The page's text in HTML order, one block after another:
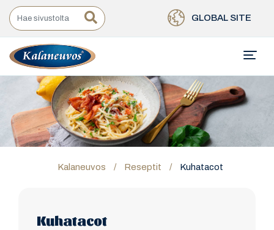
GLOBAL SITE
Kalaneuvos / Reseptit / Kuhatacot
Kuhatacot